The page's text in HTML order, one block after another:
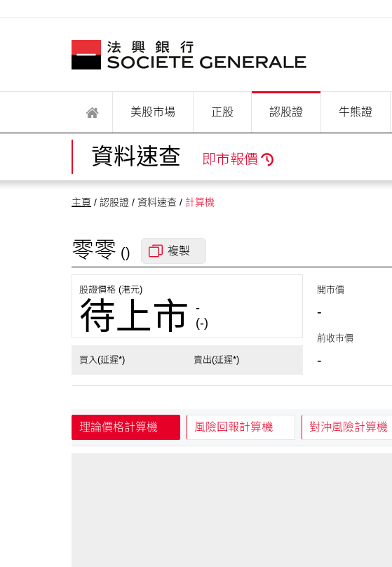
美股市場 正股 認股證 牛熊證
資料速查 即市報價
主頁 / 認股證 / 資料速查 / 計算機
零零 () 複製
股證價格 (港元)
待上市 -
(-)
買入(延遲*) 賣出(延遲*)
開市價
-
前收市價
-
理論價格計算機 風險回報計算機 對沖風險計算機